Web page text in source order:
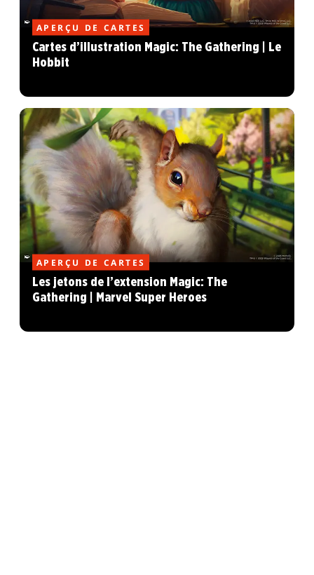
APERÇU DE CARTES
Cartes d’illustration Magic: The Gathering | Le
Hobbit
APERÇU DE CARTES
Les jetons de l’extension Magic: The
Gathering | Marvel Super Heroes